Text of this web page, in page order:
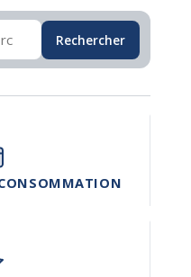
Rechercher